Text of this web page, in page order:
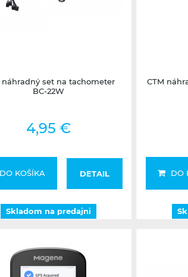
náhradný set na tachometer
BC-22W
4,95 €
KOŠÍKA DETAIL
Skladom na predajni
CTM
DO